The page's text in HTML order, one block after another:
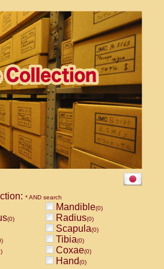
* AND search
Mandible(0)
(0) Radius(0)
Scapula(0)
Tibia(0)
Coxae(0)
Hand(0)